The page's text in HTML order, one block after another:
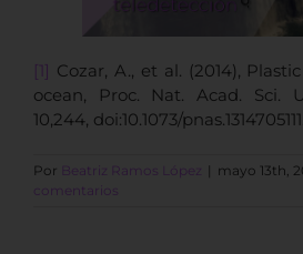
[1] Cozar, A., et al. (2014),
ocean, Proc. Nat. Acad. Sci.
10,244, doi:10.1073/pnas.1314705111.
Por Beatriz Ramos López | mayo 13th,
comentarios